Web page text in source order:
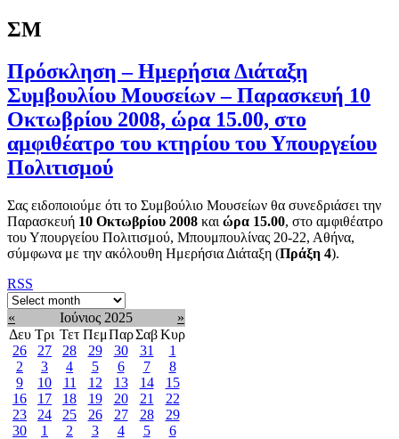
ΣΜ
Πρόσκληση – Ημερήσια Διάταξη
Συμβουλίου Μουσείων – Παρασκευή 10
Οκτωβρίου 2008, ώρα 15.00, στο
αμφιθέατρο του κτηρίου του Υπουργείου
Πολιτισμού
Σας ειδοποιούμε ότι το Συμβούλιο Μουσείων θα συνεδριάσει την
Παρασκευή 10 Οκτωβρίου 2008 και ώρα 15.00, στο αμφιθέατρο
του Υπουργείου Πολιτισμού, Μπουμπουλίνας 20-22, Αθήνα,
σύμφωνα με την ακόλουθη Ημερήσια Διάταξη (Πράξη 4).
RSS
« Ιούνιος 2025
»
Δευ Τρι Τετ ΠεμΠαρΣαβΚυρ
26
27 28 29 30 31
1
2
3 4 5 6 7
8
9
10 11 12 13 14
15
16
17 18 19 20 21
22
23
24 25 26 27 28
29
30
1 2 3 4 5 6